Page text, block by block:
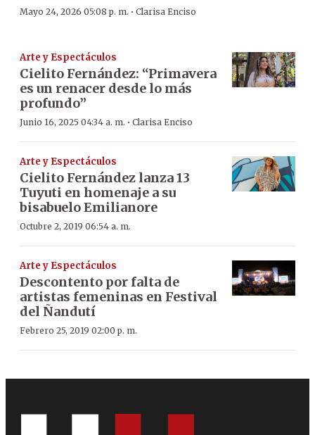
Mayo 24, 2026 05:08 p. m. · Clarisa Enciso
Arte y Espectáculos
Cielito Fernández: “Primavera
es un renacer desde lo más
profundo”
Junio 16, 2025 04:34 a. m. · Clarisa Enciso
Arte y Espectáculos
Cielito Fernández lanza 13
Tuyuti en homenaje a su
bisabuelo Emilianore
Octubre 2, 2019 06:54 a. m.
Arte y Espectáculos
Descontento por falta de
artistas femeninas en Festival
del Ñandutí
Febrero 25, 2019 02:00 p. m.